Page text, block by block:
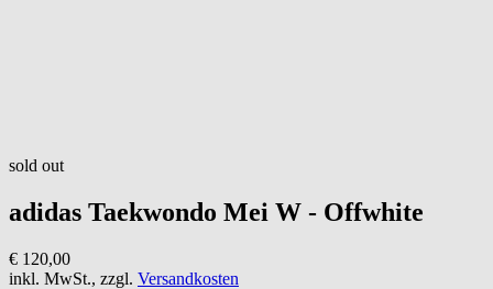
sold out
adidas Taekwondo Mei W - Offwhite
€ 120,00
inkl. MwSt., zzgl. Versandkosten